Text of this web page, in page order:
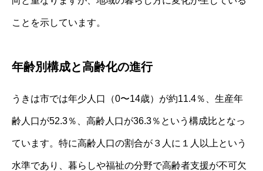
ことを示しています。
年齢別構成と高齢化の進行
うきは市では年少人口（0〜14歳）が約11.4％、生産年
齢人口が52.3％、高齢人口が36.3％という構成比となっ
ています。特に高齢人口の割合が３人に１人以上という
水準であり、暮らしや福祉の分野で高齢者支援が不可欠